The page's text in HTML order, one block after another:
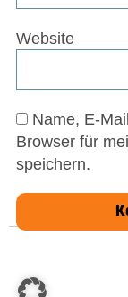
Website
Name, E-
Browser für
speichern.